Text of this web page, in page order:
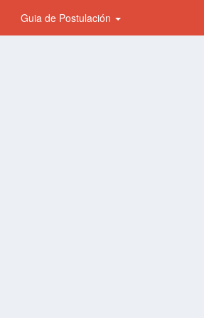
Guia de Postulación